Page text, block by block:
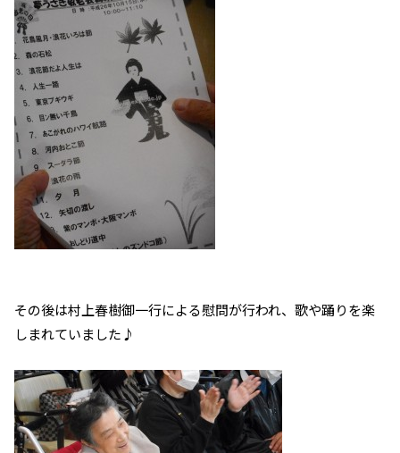
その後は村上春樹御一行による慰問が行われ、歌や踊りを楽
しまれていました♪